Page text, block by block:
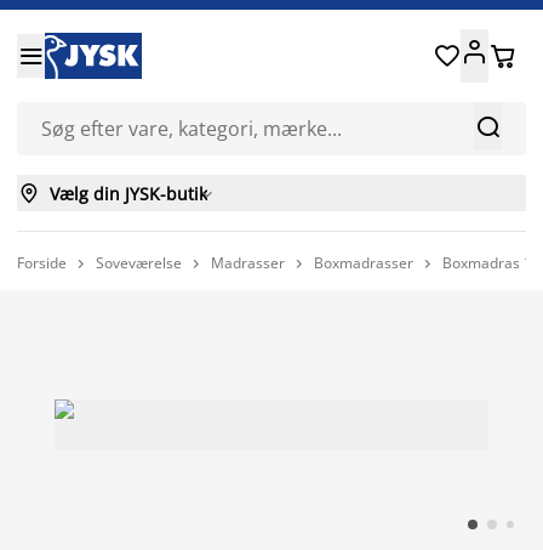


 
 Vælg din JYSK-butik
Forside  Soveværelse  Madrasser  Boxmadrasser  Boxmadras